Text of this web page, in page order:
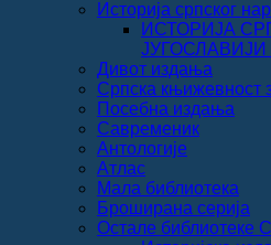
Историја српског
ИСТОРИЈА
ЈУГОСЛАВИЈИ
Дивот издања
Српска књижевност
Посебна издања
Савременик
Антологије
Атлас
Мала библиотека
Броширана серија
Остале библиотеке